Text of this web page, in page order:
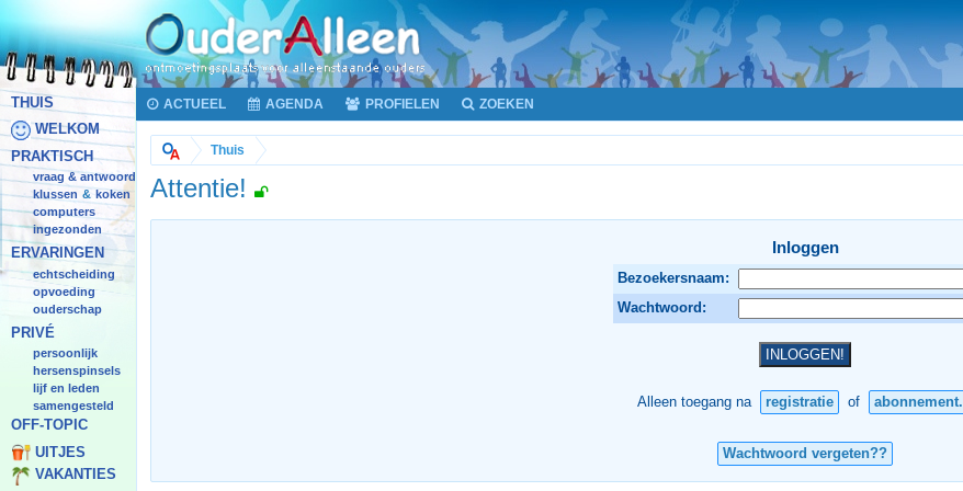
THUIS
WELKOM
PRAKTISCH
vraag & antwoord
klussen & koken
computers
ingezonden
ERVARINGEN
echtscheiding
opvoeding
ouderschap
PRIVÉ
persoonlijk
hersenspinsels
lijf en leden
samengesteld
OFF-TOPIC
UITJES
VAKANTIES
ACTUEEL AGENDA PROFIELEN ZOEKEN
Thuis
Attentie!
Inloggen
Bezoekersnaam:
Wachtwoord:
Alleen toegang na registratie of abonnement.
Wachtwoord vergeten??